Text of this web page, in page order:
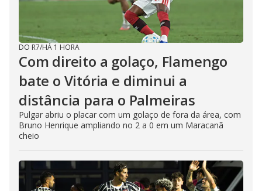
DO R7/HÁ 1 HORA
Com direito a golaço, Flamengo
bate o Vitória e diminui a
distância para o Palmeiras
Pulgar abriu o placar com um golaço de fora da área, com
Bruno Henrique ampliando no 2 a 0 em um Maracanã
cheio